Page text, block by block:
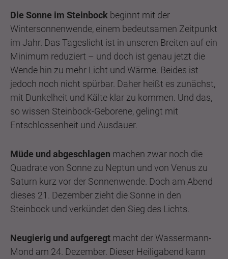
Die Sonne im Steinbock beginnt mit der
Wintersonnenwende, einem bedeutsamen Zeitpunkt
im Jahr. Das Tageslicht ist in unseren Breiten auf ein
Minimum reduziert – und doch ist genau jetzt die
Wende hin zu mehr Licht und Wärme. Beides ist
jedoch noch nicht spürbar. Daher heißt es zunächst,
mit Dunkelheit und Kälte klar zu kommen. Und das,
so wissen Steinbock-Geborene, gelingt mit
Entschlossenheit und Ausdauer.
Müde und abgeschlagen machen zwar noch die
Quadrate von Sonne zu Neptun und von Venus zu
Saturn kurz vor der Sonnenwende. Doch am Abend
dieses 21. Dezember zieht die Sonne in den
Steinbock und verkündet den Sieg des Lichts.
Neugierig und aufgeregt macht der Wassermann-
Mond am 24. Dezember. Dieser Heiligabend kann